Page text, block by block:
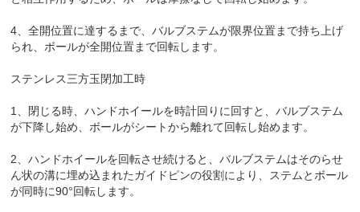
4、全開位置に達するまで、バルブステムが限界位置まで持ち上げ
られ、ボールが全開位置まで回転します。
ステンレス三方玉閉加工時
1、閉じる時、ハンドホイールを時計回りに回すと、バルブステム
が下降し始め、ボールがシートから離れて回転し始めます。
2、ハンドホイールを回転させ続けると、バルブステムはそのらせ
ん状の溝に埋め込まれたガイドピンの役割により、ステムとボール
が同時に90°回転します。